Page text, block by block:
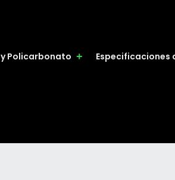
y Policarbonato Especificaciones